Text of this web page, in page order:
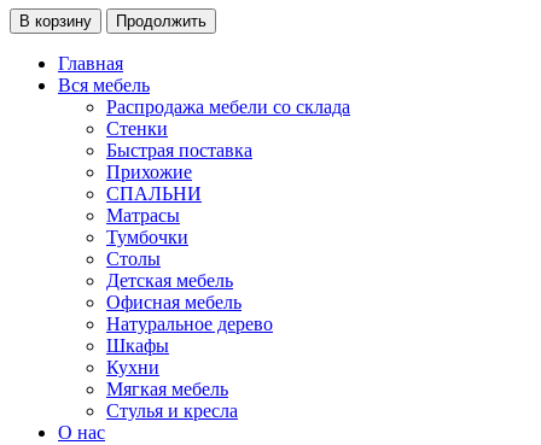
В корзину Продолжить
Главная
Вся мебель
Распродажа мебели со склада
Стенки
Быстрая поставка
Прихожие
СПАЛЬНИ
Матрасы
Тумбочки
Столы
Детская мебель
Офисная мебель
Натуральное дерево
Шкафы
Кухни
Мягкая мебель
Стулья и кресла
О нас